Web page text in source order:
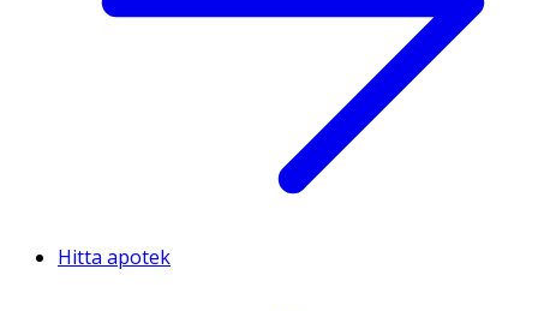
Hitta apotek